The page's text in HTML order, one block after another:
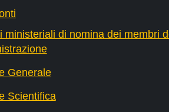
ministeriali di nomina dei membri
Generale
Scientifica